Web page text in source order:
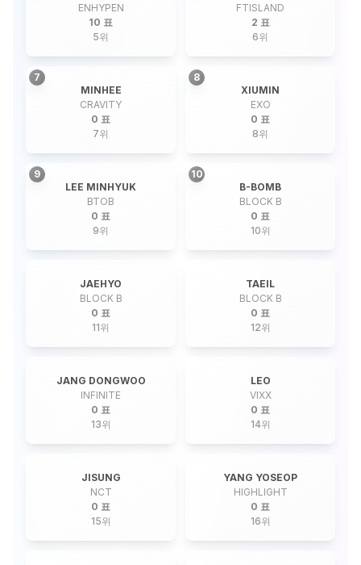
ENHYPEN
10 표
5위
FTISLAND
2 표
6위
7
MINHEE
CRAVITY
0 표
7위
8
XIUMIN
EXO
0 표
8위
9
LEE MINHYUK
BTOB
0 표
9위
10
B-BOMB
BLOCK B
0 표
10위
JAEHYO
BLOCK B
0 표
11위
TAEIL
BLOCK B
0 표
12위
JANG DONGWOO
INFINITE
0 표
13위
LEO
VIXX
0 표
14위
JISUNG
NCT
0 표
15위
YANG YOSEOP
HIGHLIGHT
0 표
16위